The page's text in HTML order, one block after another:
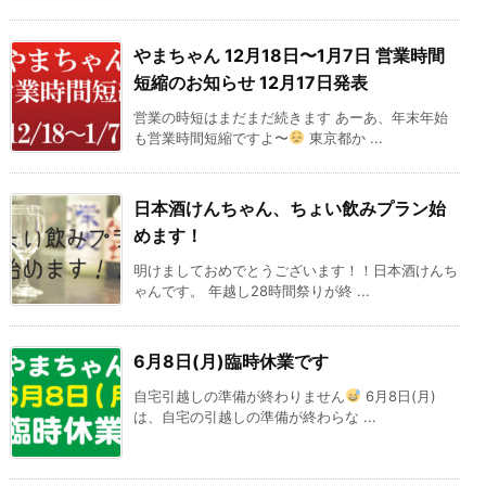
やまちゃん 12月18日〜1月7日 営業時間
短縮のお知らせ 12月17日発表
営業の時短はまだまだ続きます あーあ、年末年始
も営業時間短縮ですよ〜
東京都か ...
日本酒けんちゃん、ちょい飲みプラン始
めます！
明けましておめでとうございます！！日本酒けんち
ゃんです。 年越し28時間祭りが終 ...
6月8日(月)臨時休業です
自宅引越しの準備が終わりません
6月8日(月)
は、自宅の引越しの準備が終わらな ...